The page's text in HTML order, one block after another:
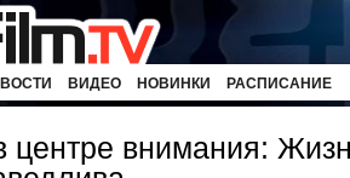
ВИДЕО НОВИНКИ РАСПИСАНИЕ
центре внимания: